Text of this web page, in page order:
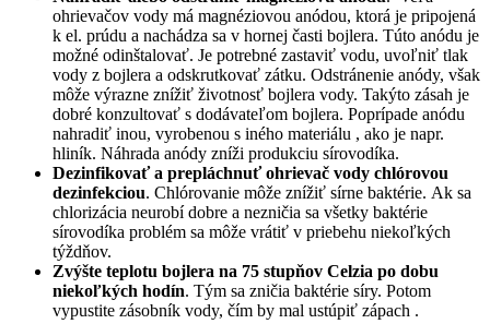
ohrievačov vody má magnéziovou anódou, ktorá je pripojená
k el. prúdu a nachádza sa v hornej časti bojlera. Túto anódu je
možné odinštalovať. Je potrebné zastaviť vodu, uvoľniť tlak
vody z bojlera a odskrutkovať zátku. Odstránenie anódy, však
môže výrazne znížiť životnosť bojlera vody. Takýto zásah je
dobré konzultovať s dodávateľom bojlera. Poprípade anódu
nahradiť inou, vyrobenou s iného materiálu , ako je napr.
hliník. Náhrada anódy zníži produkciu sírovodíka.
Dezinfikovať a prepláchnuť ohrievač vody chlórovou
dezinfekciou. Chlórovanie môže znížiť sírne baktérie. Ak sa
chlorizácia neurobí dobre a nezničia sa všetky baktérie
sírovodíka problém sa môže vrátiť v priebehu niekoľkých
týždňov.
Zvýšte teplotu bojlera na 75 stupňov Celzia po dobu
niekoľkých hodín. Tým sa zničia baktérie síry. Potom
vypustite zásobník vody, čím by mal ustúpiť zápach .